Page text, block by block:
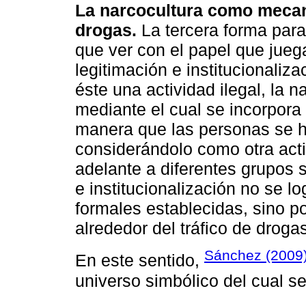
La narcocultura como
drogas. La tercera forma
que ver con el papel que
legitimación e
éste una actividad ilegal, la
mediante el cual se
manera que las personas se
considerándolo como otra
adelante a diferentes grupos
e institucionalización no se
formales establecidas, sino
alrededor del tráfico de
En este sentido, Sánchez
universo simbólico del cual